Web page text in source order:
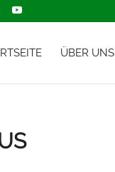
ÜBER UNS